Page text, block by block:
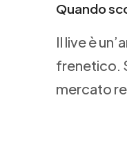
Quando
Il live è
frenetico.
mercato